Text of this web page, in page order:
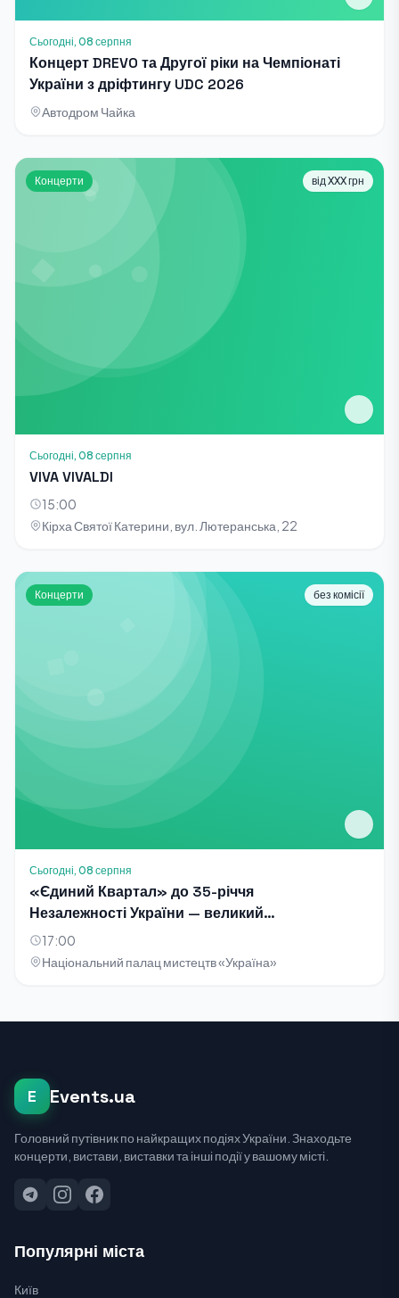
Сьогодні, 08 серпня
Концерт DREVO та Другої ріки на Чемпіонаті
України з дріфтингу UDC 2026
Автодром Чайка
Концерти від XXX грн
Сьогодні, 08 серпня
VIVA VIVALDI
15:00
Кірха Святої Катерини, вул. Лютеранська, 22
Концерти без комісії
Сьогодні, 08 серпня
«Єдиний Квартал» до 35-річчя
Незалежності України — великий
благодійний концерт-телезйомка
17:00
Національний палац мистецтв «Україна»
E Events.ua
Головний путівник по найкращих подіях України. Знаходьте
концерти, вистави, виставки та інші події у вашому місті.
Популярні міста
Київ